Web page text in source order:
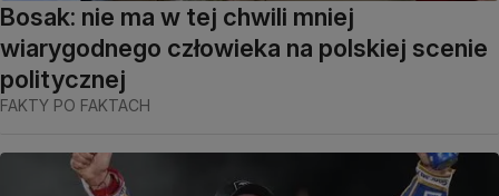
Bosak: nie ma w tej chwili mniej
wiarygodnego człowieka na polskiej scenie
politycznej
FAKTY PO FAKTACH